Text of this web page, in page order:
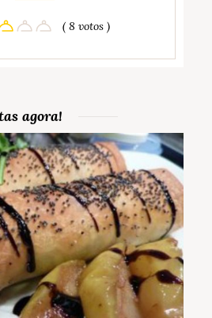
( 8 votos )
agora!